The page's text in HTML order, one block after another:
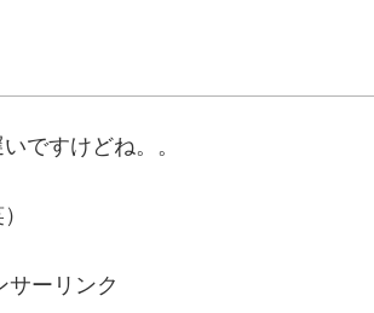
ですけどね。。
サーリンク